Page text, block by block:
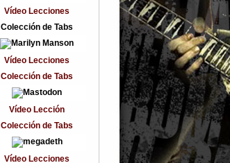
Vídeo Lecciones
Colección de Tabs
Vídeo Lecciones
Colección de Tabs
Vídeo Lección
Colección de Tabs
Vídeo Lecciones